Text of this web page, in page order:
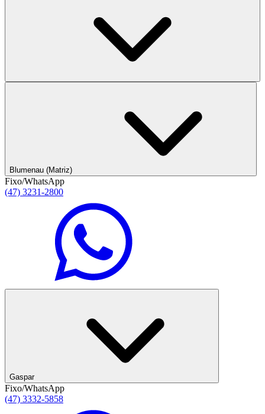
Blumenau (Matriz)
Fixo/WhatsApp
(47) 3231-2800
Gaspar
Fixo/WhatsApp
(47) 3332-5858